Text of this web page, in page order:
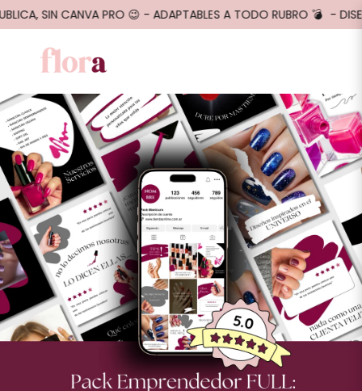
SIN CANVA PRO 😉 - ADAPTABLES A TODO RUBRO 💣 -